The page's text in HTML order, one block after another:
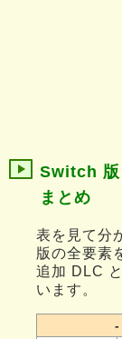
Switch 版
まとめ
表を見て分
版の全要素
追加 DLC
います。
-